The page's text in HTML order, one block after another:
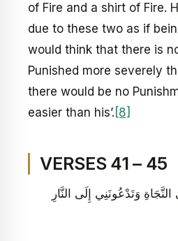
of Fire and a shirt of Fire.
due to these two as if
would think that there is
Punished more severely
there would be no
easier than his’. [8]
VERSES 41 – 45
وَتَدْعُونَنِي إِلَى النَّارِ